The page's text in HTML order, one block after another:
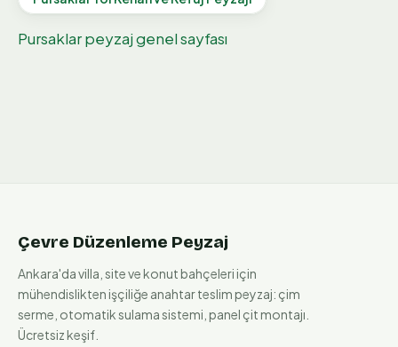
Pursaklarpeyzaj genel sayfası
Çevre Düzenleme Peyzaj
Ankara'da villa, site ve konut bahçeleri için
mühendislikten işçiliğe anahtar teslim peyzaj: çim
serme, otomatik sulama sistemi, panel çit montajı.
Ücretsiz keşif.